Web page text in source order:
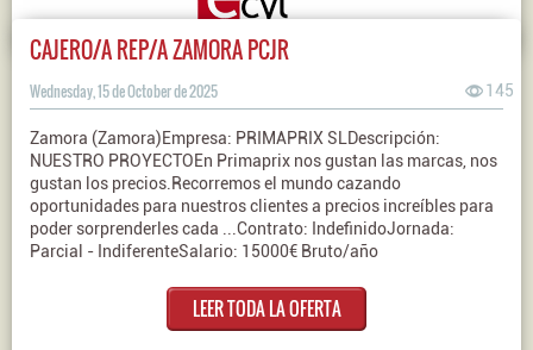
CAJERO/A REP/A ZAMORA PCJR
Wednesday, 15 de October de 2025 145
Zamora (Zamora)Empresa: PRIMAPRIX SLDescripción:
NUESTRO PROYECTOEn Primaprix nos gustan las marcas, nos
gustan los precios.Recorremos el mundo cazando
oportunidades para nuestros clientes a precios increíbles para
poder sorprenderles cada ...Contrato: IndefinidoJornada:
Parcial - IndiferenteSalario: 15000€ Bruto/año
LEER TODA LA OFERTA